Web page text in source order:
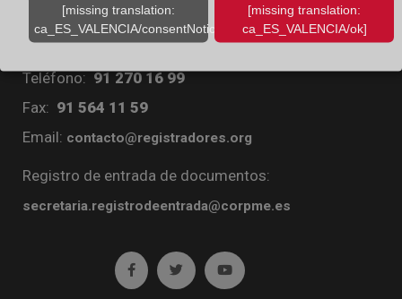
Colegio de Registradores
Diego de León, 21. 28006 Madrid
Teléfono: 91 270 16 99
Fax: 91 564 11 59
Email: contacto@registradores.org
Registro de entrada de documentos:
secretaria.registrodeentrada@corpme.es
Ir a facebook (abre en ventana nueva)
Ir a twitter (abre en ventana nueva)
Ir a YouTube (abre en
[missing translation:
ca_ES_VALENCIA/consentNotice/learnMore]
[missing translation:
ca_ES_VALENCIA/ok]